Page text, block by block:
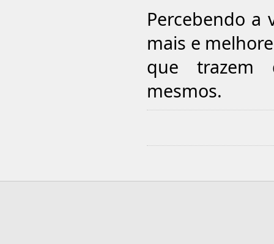
Percebendo a
mais e
que trazem
mesmos.